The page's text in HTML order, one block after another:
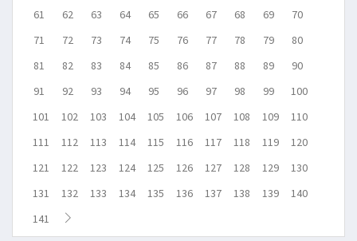
61
62 63 64 65 66 67 68 69
70
71
72 73 74 75 76 77 78 79
80
81
82 83 84 85 86 87 88 89
90
91
92 93 94 95 96 97 98 99
100
101
102 103 104 105 106 107 108 109
110
111
112 113 114 115 116 117 118 119
120
121
122 123 124 125 126 127 128 129
130
131
132 133 134 135 136 137 138 139
140
141